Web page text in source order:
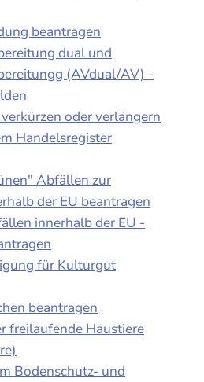
beantragen
dual und
(AVdual/AV) -
oder verlängern
Handelsregister
Abfällen zur
der EU beantragen
innerhalb der EU -
für Kulturgut
beantragen
freilaufende Haustiere
Bodenschutz- und